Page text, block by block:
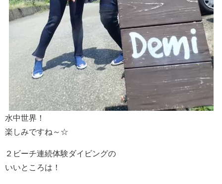
水中世界！
楽しみですね～☆
２ビーチ連続体験ダイビングの
いいところは！